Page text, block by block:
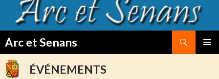
Arc et Senans
TO
CONTENTÉVÉNEMENTS